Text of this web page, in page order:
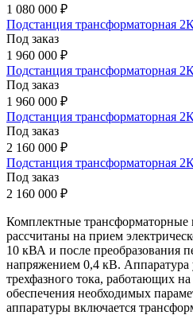
1 080 000 ₽
Подстанция трансформаторная
Под заказ
1 960 000 ₽
Подстанция трансформаторная
Под заказ
1 960 000 ₽
Подстанция трансформаторная
Под заказ
2 160 000 ₽
Подстанция трансформаторная
Под заказ
2 160 000 ₽
Комплектные
рассчитаны на прием
10 кВА и после преобразования
напряжением 0,4 кВ. Аппаратура
трехфазного тока, работающих
обеспечения необходимых
аппаратуры включается